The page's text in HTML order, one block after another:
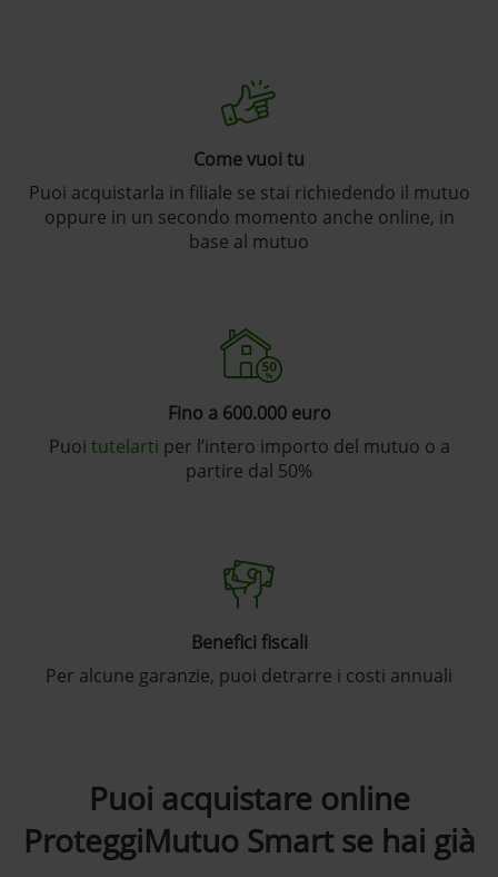
Come vuoi tu
Puoi acquistarla in filiale se stai richiedendo il mutuo
oppure in un secondo momento anche online, in
base al mutuo
Fino a 600.000 euro
Puoi tutelarti per l’intero importo del mutuo o a
partire dal 50%
Benefici fiscali
Per alcune garanzie, puoi detrarre i costi annuali
Puoi acquistare online
ProteggiMutuo Smart se hai già